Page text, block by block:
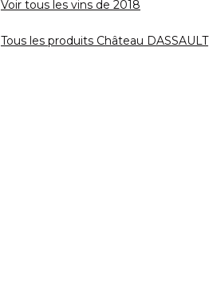
Voir tous les vins de 2018
Tous les produits Château DASSAULT